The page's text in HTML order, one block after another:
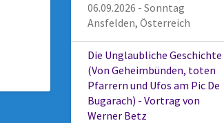
06.09.2026 - Sonntag
Ansfelden, Österreich
Die Unglaubliche Geschichte
(Von Geheimbünden, toten
Pfarrern und Ufos am Pic De
Bugarach) - Vortrag von
Werner Betz